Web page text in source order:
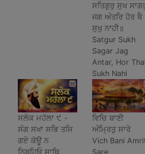
ਸਤਿਗੁਰੁ ਸੁਖ
ਜਗ ਅੰਤਰਿ ਹੋਰ ਥੈ
ਸੁਖੁ ਨਾਹੀ॥
Satgur Sukh
Sagar Jag
Antar, Hor Thai
Sukh Nahi
ਸਲੋਕ ਮਹੱਲਾ ੯ -
ਸੰਗ ਸਖਾ ਸਭਿ ਤਜਿ
ਗਏ ਕੋਊ ਨ
ਨਿਬਹਿਓ ਸਾਥਿ
ਵਿਚਿ ਬਾਣੀ
ਅੰਮ੍ਰਿਤੁ ਸਾਰੇ
Vich Bani
Sare